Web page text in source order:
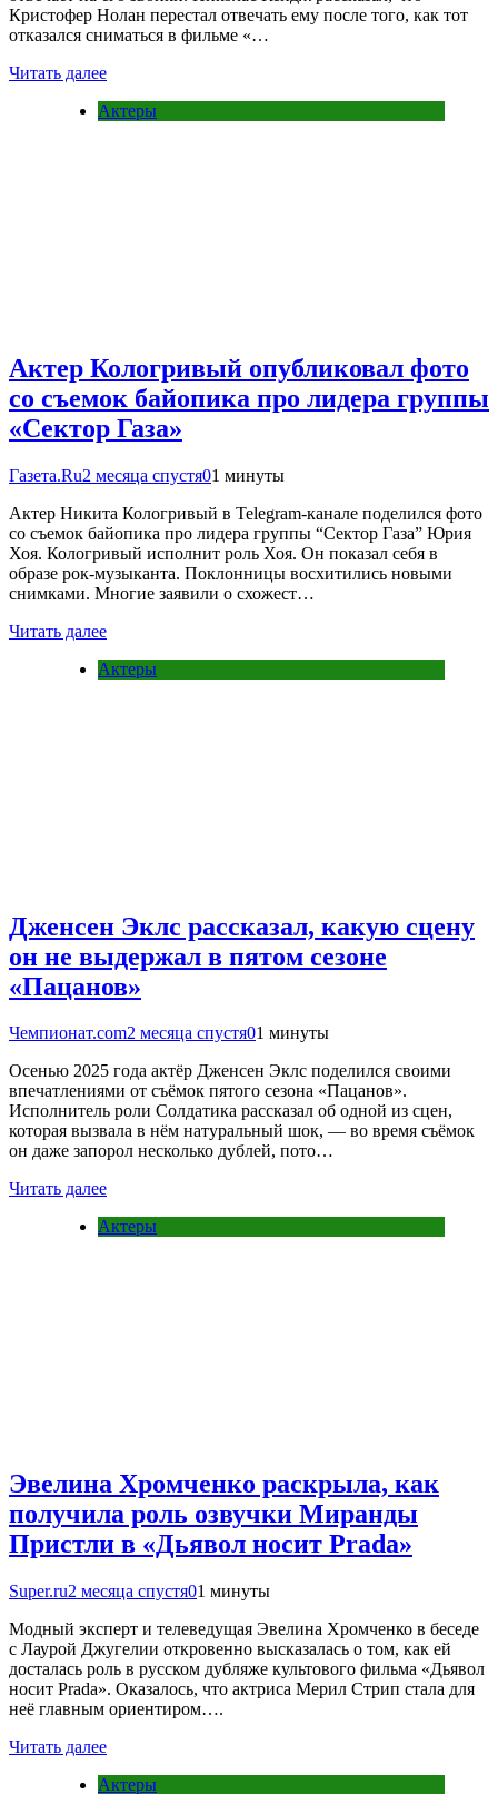
Кристофер Нолан перестал отвечать ему после того, как тот
отказался сниматься в фильме «…
Читать далее
Актеры
Актер Кологривый опубликовал фото
со съемок байопика про лидера группы
«Сектор Газа»
Газета.Ru2 месяца спустя01 минуты
Актер Никита Кологривый в Telegram-канале поделился фото
со съемок байопика про лидера группы “Сектор Газа” Юрия
Хоя. Кологривый исполнит роль Хоя. Он показал себя в
образе рок-музыканта. Поклонницы восхитились новыми
снимками. Многие заявили о схожест…
Читать далее
Актеры
Дженсен Эклс рассказал, какую сцену
он не выдержал в пятом сезоне
«Пацанов»
Чемпионат.com2 месяца спустя01 минуты
Осенью 2025 года актёр Дженсен Эклс поделился своими
впечатлениями от съёмок пятого сезона «Пацанов».
Исполнитель роли Солдатика рассказал об одной из сцен,
которая вызвала в нём натуральный шок, — во время съёмок
он даже запорол несколько дублей, пото…
Читать далее
Актеры
Эвелина Хромченко раскрыла, как
получила роль озвучки Миранды
Пристли в «Дьявол носит Prada»
Super.ru2 месяца спустя01 минуты
Модный эксперт и телеведущая Эвелина Хромченко в беседе
с Лаурой Джугелии откровенно высказалась о том, как ей
досталась роль в русском дубляже культового фильма «Дьявол
носит Prada». Оказалось, что актриса Мерил Стрип стала для
неё главным ориентиром….
Читать далее
Актеры